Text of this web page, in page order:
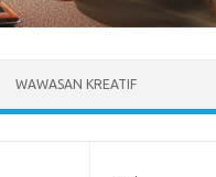
WAWASAN KREATIF